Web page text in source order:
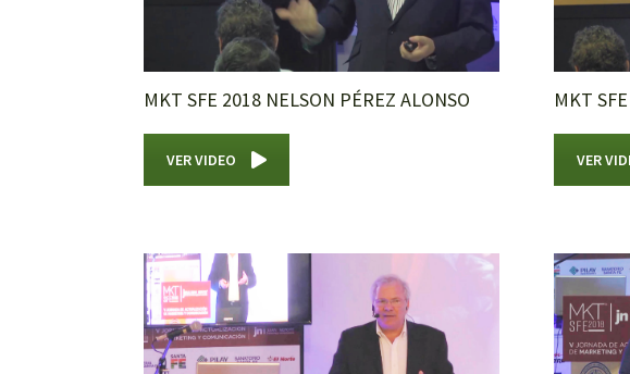
MKT SFE 2018 NELSON PÉREZ ALONSO
VER VIDEO
MKT
VER